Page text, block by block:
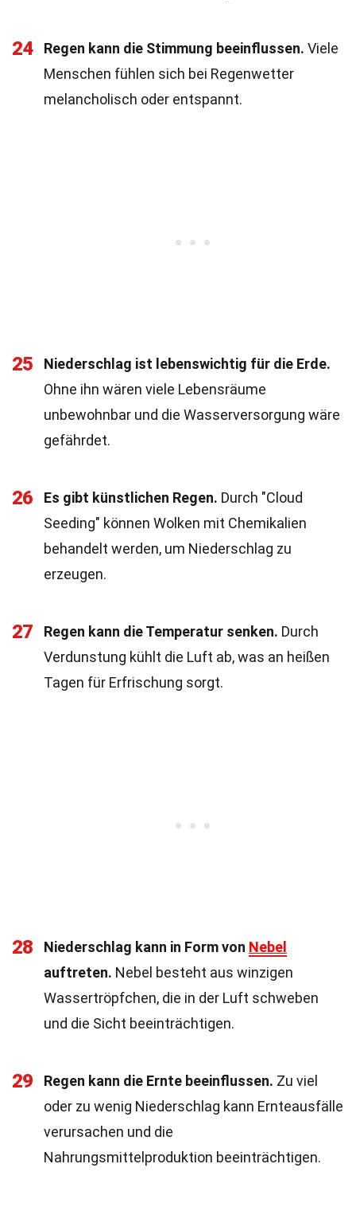
24 Regen kann die Stimmung beeinflussen. Viele
Menschen fühlen sich bei Regenwetter
melancholisch oder entspannt.
25
Niederschlag ist lebenswichtig für die Erde.
Ohne ihn wären viele Lebensräume
unbewohnbar und die Wasserversorgung wäre
gefährdet.
26 Es gibt künstlichen Regen. Durch "Cloud
Seeding" können Wolken mit Chemikalien
behandelt werden, um Niederschlag zu
erzeugen.
27 Regen kann die Temperatur senken. Durch
Verdunstung kühlt die Luft ab, was an heißen
Tagen für Erfrischung sorgt.
28 Niederschlag kann in Form von Nebel
auftreten. Nebel besteht aus winzigen
Wassertröpfchen, die in der Luft schweben
und die Sicht beeinträchtigen.
29 Regen kann die Ernte beeinflussen. Zu viel
oder zu wenig Niederschlag kann Ernteausfälle
verursachen und die
Nahrungsmittelproduktion beeinträchtigen.